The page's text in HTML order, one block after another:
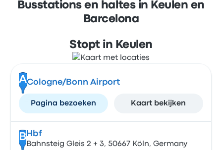
Busstations en haltes in Keulen en
Barcelona
Stopt in Keulen
ACologne/Bonn Airport
Pagina bezoeken Kaart bekijken
B Hbf
Bahnsteig Gleis 2 + 3, 50667 Köln, Germany